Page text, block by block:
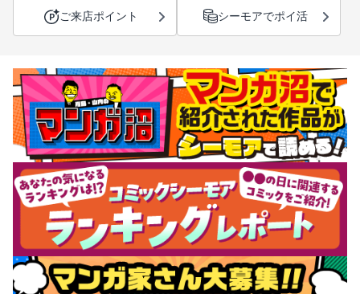
ご来店ポイント シーモアでポイ活